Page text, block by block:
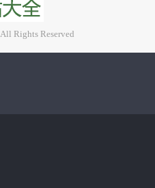
Rights Reserved